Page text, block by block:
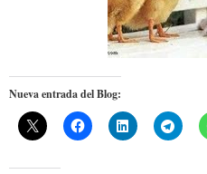
Nueva entrada del Blog: